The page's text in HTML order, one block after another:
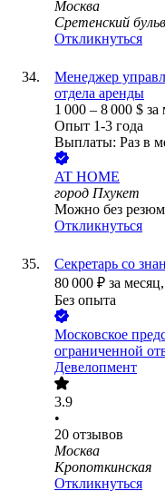
Москва
Сретенский
Откликнуться
Менеджер
отдела аренды
1 000 – 8 000 $ за
Опыт 1-3 года
Выплаты: Раз в
AT HOME
город Пхукет
Можно без
Откликнуться
Секретарь со
80 000 ₽ за месяц,
Без опыта
Московское
ограниченной
Девелопмент
3.9
•
20 отзывов
Москва
Кропоткинская
Откликнуться